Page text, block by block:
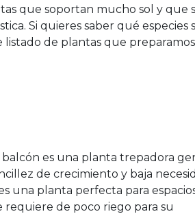
que soportan mucho sol y que
Si quieres saber qué especies
listado de plantas que preparamos
es una planta trepadora
de crecimiento y baja
una planta perfecta para
de poco riego para su